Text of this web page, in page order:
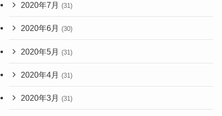
2020年7月 (31)
2020年6月 (30)
2020年5月 (31)
2020年4月 (31)
2020年3月 (31)